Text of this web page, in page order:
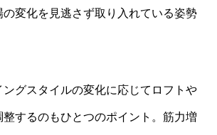
の変化を見逃さず取り入れている姿勢
ングスタイルの変化に応じてロフトや
整するのもひとつのポイント。筋力増